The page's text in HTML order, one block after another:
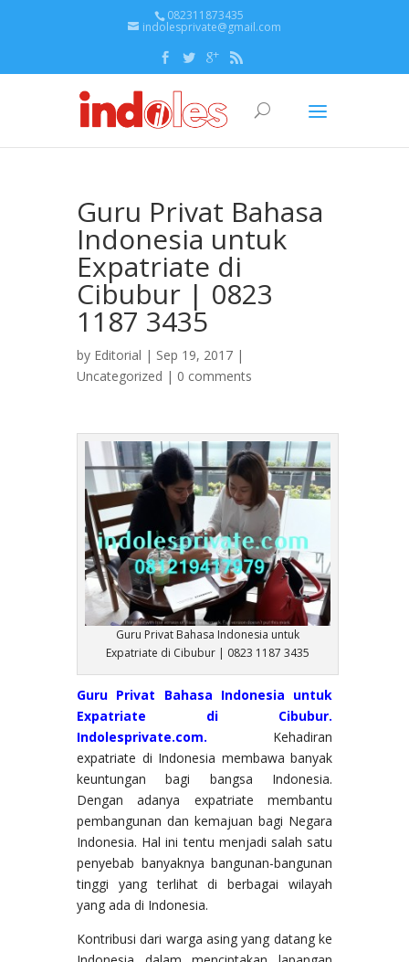
082311873435
indolesprivate@gmail.com
Guru Privat Bahasa
Indonesia untuk
Expatriate di
Cibubur | 0823
1187 3435
by Editorial | Sep 19, 2017 |
Uncategorized | 0 comments
Guru Privat Bahasa Indonesia untuk
Expatriate di Cibubur | 0823 1187 3435
Guru Privat Bahasa Indonesia untuk
Expatriate di Cibubur.
Indolesprivate.com.
Kehadiran
expatriate di Indonesia membawa banyak
keuntungan bagi bangsa Indonesia.
Dengan adanya expatriate membantu
pembangunan dan kemajuan bagi Negara
Indonesia. Hal ini tentu menjadi salah satu
penyebab banyaknya bangunan-bangunan
tinggi yang terlihat di berbagai wilayah
yang ada di Indonesia.
Kontribusi dari warga asing yang datang ke